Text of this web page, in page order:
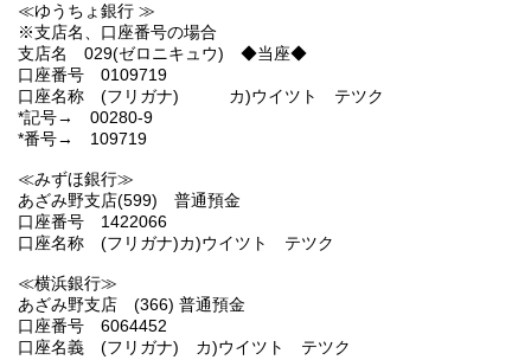
≪ゆうちょ銀行 ≫
※支店名、口座番号の場合
支店名 029(ゼロニキュウ) ◆当座◆
口座番号 0109719
口座名称 (フリガナ) カ)ウイツト テツク
*記号→ 00280-9
*番号→ 109719
≪みずほ銀行≫
あざみ野支店(599) 普通預金
口座番号 1422066
口座名称 (フリガナ)カ)ウイツト テツク
≪横浜銀行≫
あざみ野支店 (366) 普通預金
口座番号 6064452
口座名義 (フリガナ) カ)ウイツト テツク